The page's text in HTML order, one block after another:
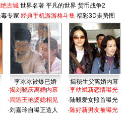
古城 世界名著 平凡的世界 货币战争2
专家 经典手机游游格斗集 福彩3D走势图
李冰冰被爆已婚
揭秘生父离婚内幕
·揭刘晓庆离婚内幕
·周迅王艳婆媳相见
·刘嘉玲自曝正造人
·李幼斌新恋情曝光
·陆毅爱女照首曝光
·陈好新男友被曝光